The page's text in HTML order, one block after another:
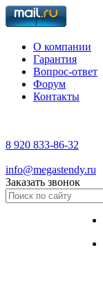
О компании
Гарантия
Вопрос-ответ
Форум
Контакты
8 920 833-86-32
info@megastendy.ru
Заказать звонок